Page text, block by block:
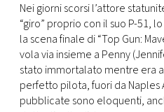
Nei giorni scorsi l’attore
“giro” proprio con il suo P-51,
la scena finale di “Top Gun:
vola via insieme a Penny
stato immortalato mentre era
perfetto pilota, fuori da Naples
pubblicate sono eloquenti,